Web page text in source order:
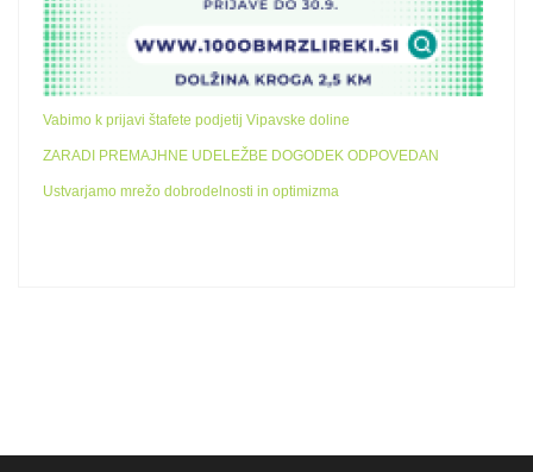
Vabimo k prijavi štafete podjetij Vipavske doline
ZARADI PREMAJHNE UDELEŽBE DOGODEK ODPOVEDAN
Ustvarjamo mrežo dobrodelnosti in optimizma